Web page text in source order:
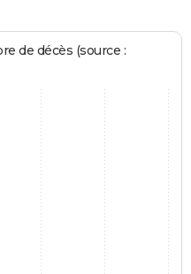
de décès (source :